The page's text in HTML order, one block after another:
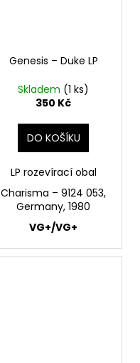
Genesis – Duke LP
Skladem (1 ks)
350 Kč
DO KOŠÍKU
LP rozevírací obal
Charisma – 9124 053,
Germany, 1980
VG+/VG+